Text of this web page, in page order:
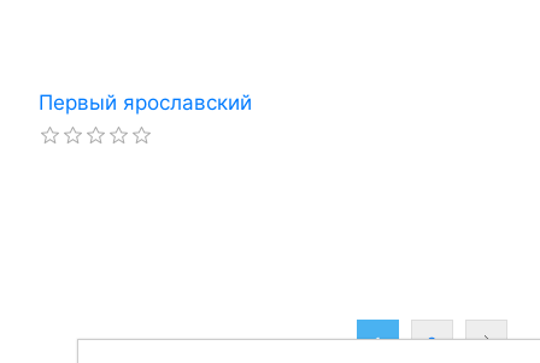
Первый ярославский
1 2